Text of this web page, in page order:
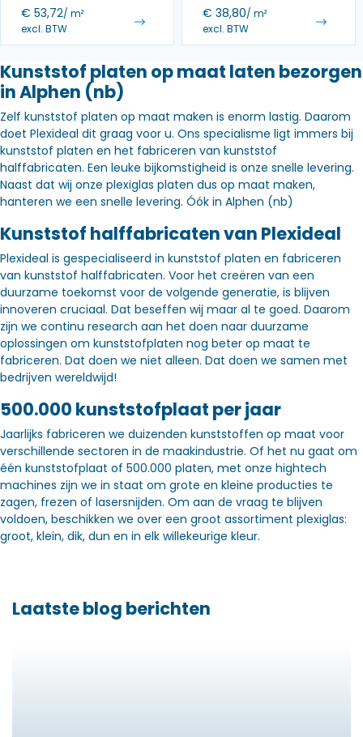
€ 53,72/ m²
excl. BTW
€ 38,80/ m²
excl. BTW
Kunststof platen op maat laten bezorgen
in Alphen (nb)
Zelf kunststof platen op maat maken is enorm lastig. Daarom
doet Plexideal dit graag voor u. Ons specialisme ligt immers bij
kunststof platen en het fabriceren van kunststof
halffabricaten. Een leuke bijkomstigheid is onze snelle levering.
Naast dat wij onze plexiglas platen dus op maat maken,
hanteren we een snelle levering. Óók in Alphen (nb)
Kunststof halffabricaten van Plexideal
Plexideal is gespecialiseerd in kunststof platen en fabriceren
van kunststof halffabricaten. Voor het creëren van een
duurzame toekomst voor de volgende generatie, is blijven
innoveren cruciaal. Dat beseffen wij maar al te goed. Daarom
zijn we continu research aan het doen naar duurzame
oplossingen om kunststofplaten nog beter op maat te
fabriceren. Dat doen we niet alleen. Dat doen we samen met
bedrijven wereldwijd!
500.000 kunststofplaat per jaar
Jaarlijks fabriceren we duizenden kunststoffen op maat voor
verschillende sectoren in de maakindustrie. Of het nu gaat om
één kunststofplaat of 500.000 platen, met onze hightech
machines zijn we in staat om grote en kleine producties te
zagen, frezen of lasersnijden. Om aan de vraag te blijven
voldoen, beschikken we over een groot assortiment plexiglas:
groot, klein, dik, dun en in elk willekeurige kleur.
Laatste blog berichten